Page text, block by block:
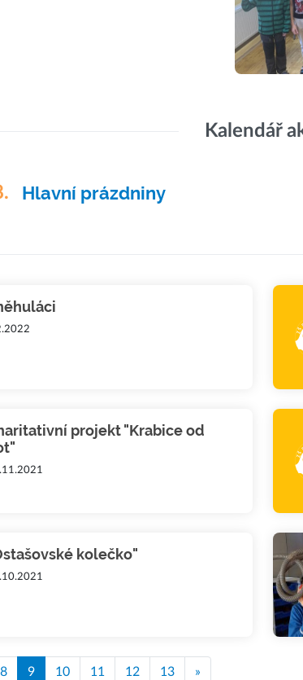
Kalendář
Hlavní prázdniny
projekt "Krabice od
kolečko"
8 9 10 11 12 13 »